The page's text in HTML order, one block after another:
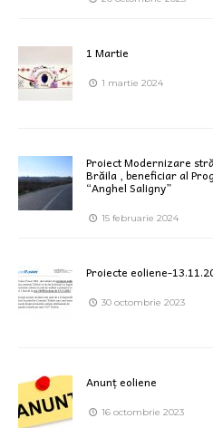
1 Martie
1 martie 2024
Proiect Modernizare
Brăila , beneficiar al
“Anghel Saligny”
15 februarie 2024
Proiecte eoliene-
30 octombrie 2023
Anunț eoliene
16 octombrie 2023